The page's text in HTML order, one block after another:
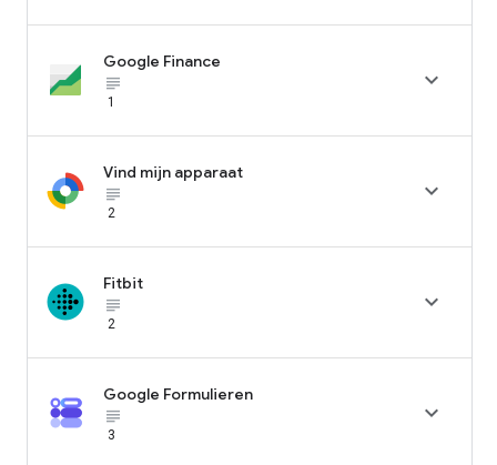
Google Finance
subject_black
1

Vind mijn apparaat
subject_black
2

Fitbit
subject_black
2

Google Formulieren
subject_black
3
